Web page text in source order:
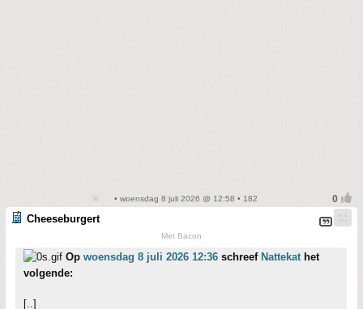
• woensdag 8 juli 2026 @ 12:58 • 182
Cheeseburgert
Met Bacon
Op woensdag 8 juli 2026 12:36 schreef Nattekat het
volgende:
[..]